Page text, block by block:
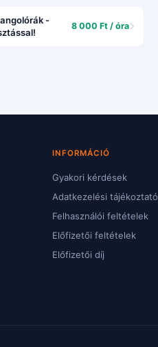
-
8 000 Ft / óra
INFORMÁCIÓ
Gyakori kérdések
Adatkezelési tájékoztató
Felhasználói feltételek
Előfizetői feltételek
Előfizetői díj